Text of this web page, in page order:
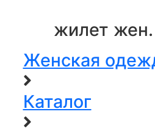
жилет
Женская
Каталог